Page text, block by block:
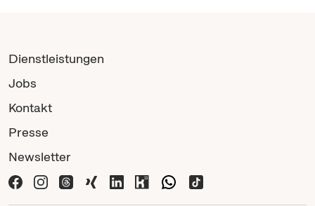
Dienstleistungen
Jobs
Kontakt
Presse
Newsletter